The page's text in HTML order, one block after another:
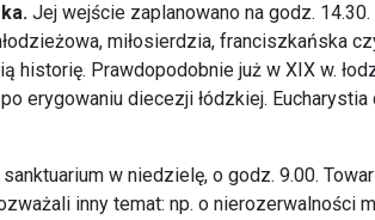
Jej wejście zaplanowano na godz.
miłosierdzia, franciszkańska
historię. Prawdopodobnie już w XIX w.
erygowaniu diecezji łódzkiej. Eucharystia
w niedzielę, o godz. 9.00.
inny temat: np. o nierozerwalności